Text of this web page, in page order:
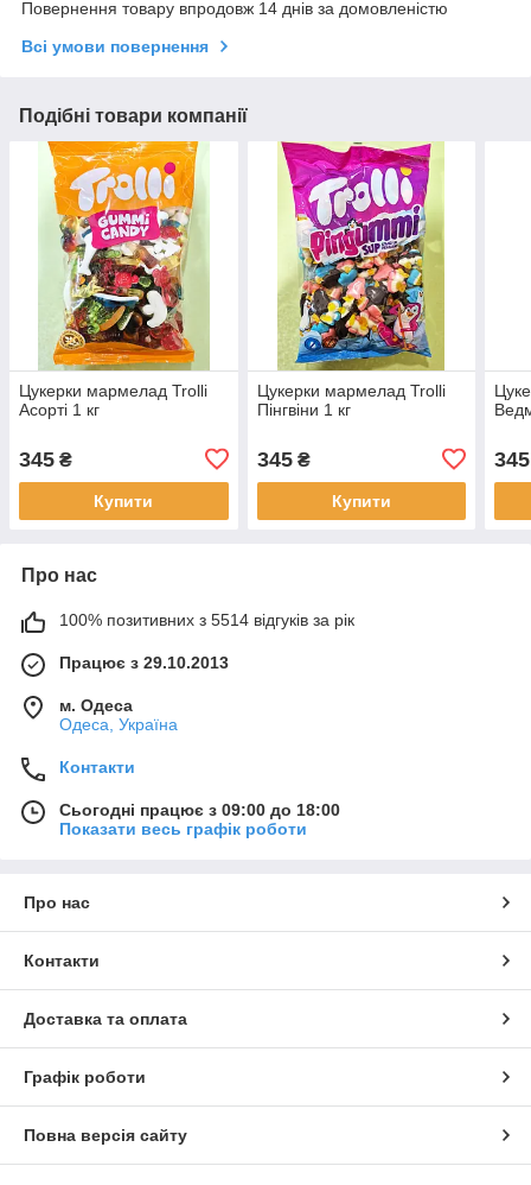
Повернення товару впродовж 14 днів за домовленістю
Всі умови повернення
Подібні товари компанії
Цукерки мармелад Trolli
Асорті 1 кг
345 ₴
Купити
Цукерки мармелад Trolli
Пінгвіни 1 кг
345₴
Купити
345
Про нас
100% позитивних з 5514 відгуків за рік
Працює з 29.10.2013
м. Одеса
Одеса, Україна
Контакти
Сьогодні працює з 09:00 до 18:00
Показати весь графік роботи
Про нас
Контакти
Доставка та оплата
Графік роботи
Повна версія сайту